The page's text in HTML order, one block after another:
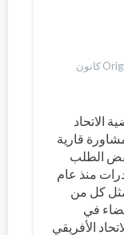
13 كانون
الاتحاد
قارية
الطلب
منذ عام
وتمثل كل من
في
الأفريقي